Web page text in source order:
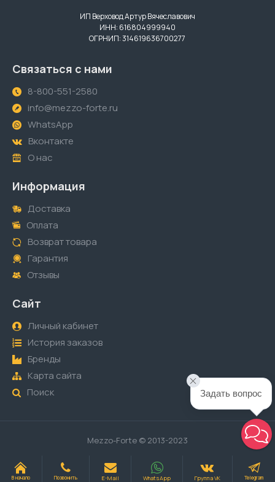
ИП Верховод Артур Вячеславович
ИНН: 616804999940
ОГРНИП: 314619636700277
Связаться с нами
8-800-551-2580
info@mezzo-forte.ru
WhatsApp
Вконтакте
О нас
Информация
Доставка
Оплата
Возврат товара
Гарантия
Отзывы
Сайт
Личный кабинет
История заказов
Бренды
Карта сайта
Поиск
Mezzo-Forte © 2013-2023
В начало Позвонить E-Mail WhatsApp Группа VK Telegram
Задать вопрос